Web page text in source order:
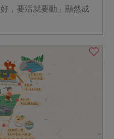
，要活就要動」顯然成